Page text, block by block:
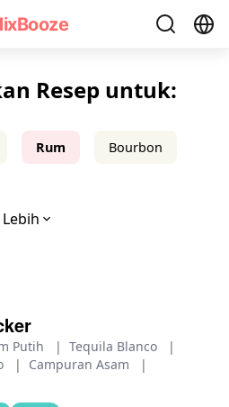
Resep untuk:
Rum
Bourbon
Lebih
Putih | Tequila Blanco
|
| Campuran Asam
|